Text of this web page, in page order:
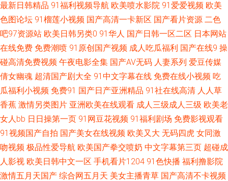
夜夜 午夜福利健美 欧美日韩国产成人 黄色天天干 俺去也激情五月 91传媒色
网站 日韩有码三级 另类激情影院 国产65页 91在线观看 亚州色图20p 青青操
网站 黑丝变态人妖 操人妻11234 18岁已成人看片 午夜AV性 欧美色色资源站
国语对白 99超碰碰碰碰碰 亚洲午夜剧场 日本少妇天堂 久久一品熟妇 国产91
在 AV一区二区AV 综合精品系列 日韩日逼网 老司机日日夜夜 国产精品肏屄电
影 超碰69 91啦国产剧情 探花精品系列 欧美性爱天天影院 黄色香蕉视频 91
最新日韩精品 91福利视频导航 欧美喷水影院 91爱爱视频 欧美
色图论坛 91榴莲小视频 国产高清一卡新区 国产看片资源 二色
吧97资源站 欧美日韩另类0 91华人 国产日韩一区二区 日本网站
在线免费 免费潮喷 91原创国产视频 成人吃瓜福利 国产在线9 操
碰高清免费视频 午夜电影全集 国产AV无码 人妻系列 爱豆传媒
倩女幽魂 超清国产剧大全 91中文字幕在线 免费在线小视频 吃
瓜福利小视频 免费91 国产日产亚洲精品 91社在线高清 人人草
香蕉 激情另类图片 亚洲欧美在线观看 成人三级成人三级 欧美老
女人bb 日日操第一页 91网豆花视频 91福利剧场 免费影视观看
91视频国产自拍 国产美女在线视频 欧美又大 无码四虎 女同激
吻视频 极品性爱导航 欧美国产拳交喷奶 中文字幕第三页 超碰成
人影视 欧美日韩中文一区 手机看片1204 91色快播 福利撸影院
激情五月天国产 综合网五月天 美女主播青草 国产高清不卡视频